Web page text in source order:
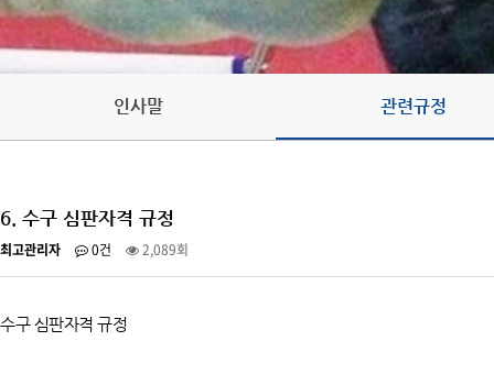
인사말 관련규정
6. 수구 심판자격 규정
최고관리자 0건 2,089회
수구 심판자격 규정